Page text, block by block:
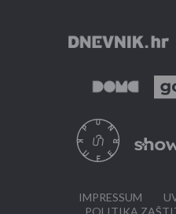
IMPRESSUM